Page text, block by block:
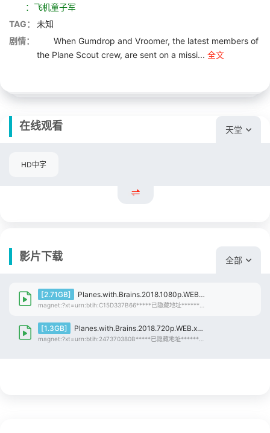
：飞机童子军
TAG：
未知
剧情：
When Gumdrop and Vroomer, the latest members of
the Plane Scout crew, are sent on a missi... 全文
在线观看 天堂
HD中字
影片下载 全部
[2.71GB] Planes.with.Brains.2018.1080p.WEB-DL.DD2.0.H264-CMRG
[1.3GB] Planes.with.Brains.2018.720p.WEB.x264-ASSOCiATE